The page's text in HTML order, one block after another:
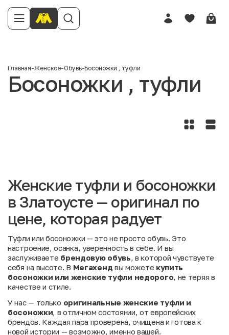
Главная-Женское-Обувь-Босоножки , туфли
Босоножки , туфли
Женские туфли и босоножки
в Златоусте — оригинал по
цене, которая радует
Туфли или босоножки — это не просто обувь. Это
настроение, осанка, уверенность в себе. И вы
заслуживаете брендовую обувь, в которой чувствуете
себя на высоте. В Мегахенд вы можете купить
босоножки или женские туфли недорого, не теряя в
качестве и стиле.
У нас — только оригинальные женские туфли и
босоножки, в отличном состоянии, от европейских
брендов. Каждая пара проверена, очищена и готова к
новой истории — возможно, именно вашей.